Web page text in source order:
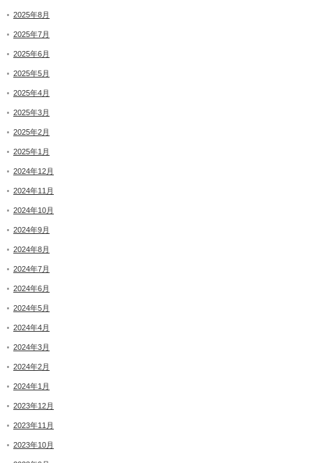
2025年8月
2025年7月
2025年6月
2025年5月
2025年4月
2025年3月
2025年2月
2025年1月
2024年12月
2024年11月
2024年10月
2024年9月
2024年8月
2024年7月
2024年6月
2024年5月
2024年4月
2024年3月
2024年2月
2024年1月
2023年12月
2023年11月
2023年10月